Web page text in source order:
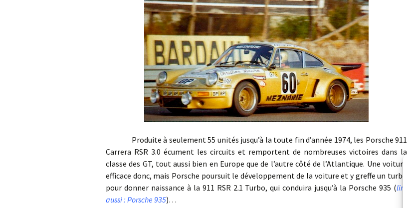
Produite à seulement 55 unités jusqu’à la toute fin d’année 1974, les Porsche 911
Carrera RSR 3.0 écument les circuits et remportent de nombreuses victoires dans la
classe des GT, tout aussi bien en Europe que de l’autre côté de l’Atlantique. Une voiture
efficace donc, mais Porsche poursuit le développement de la voiture et y greffe un turbo
pour donner naissance à la 911 RSR 2.1 Turbo, qui conduira jusqu’à la Porsche 935 (lire
aussi : Porsche 935)…